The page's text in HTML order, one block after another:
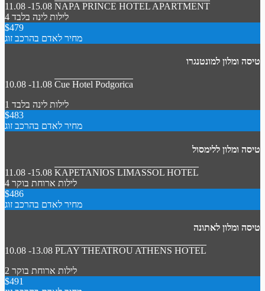
11.08 -15.08 NAPA PRINCE HOTEL APARTMENT
4 לילות לינה בלבד
$479
מחיר לאדם בהרכב זוג
טיסה ומלון למונטנגרו
10.08 -11.08 Cue Hotel Podgorica
1 לילות לינה בלבד
$483
מחיר לאדם בהרכב זוג
טיסה ומלון ללימסול
11.08 -15.08 KAPETANIOS LIMASSOL HOTEL
4 לילות ארוחת בוקר
$486
מחיר לאדם בהרכב זוג
טיסה ומלון לאתונה
10.08 -13.08 PLAY THEATROU ATHENS HOTEL
2 לילות ארוחת בוקר
$491